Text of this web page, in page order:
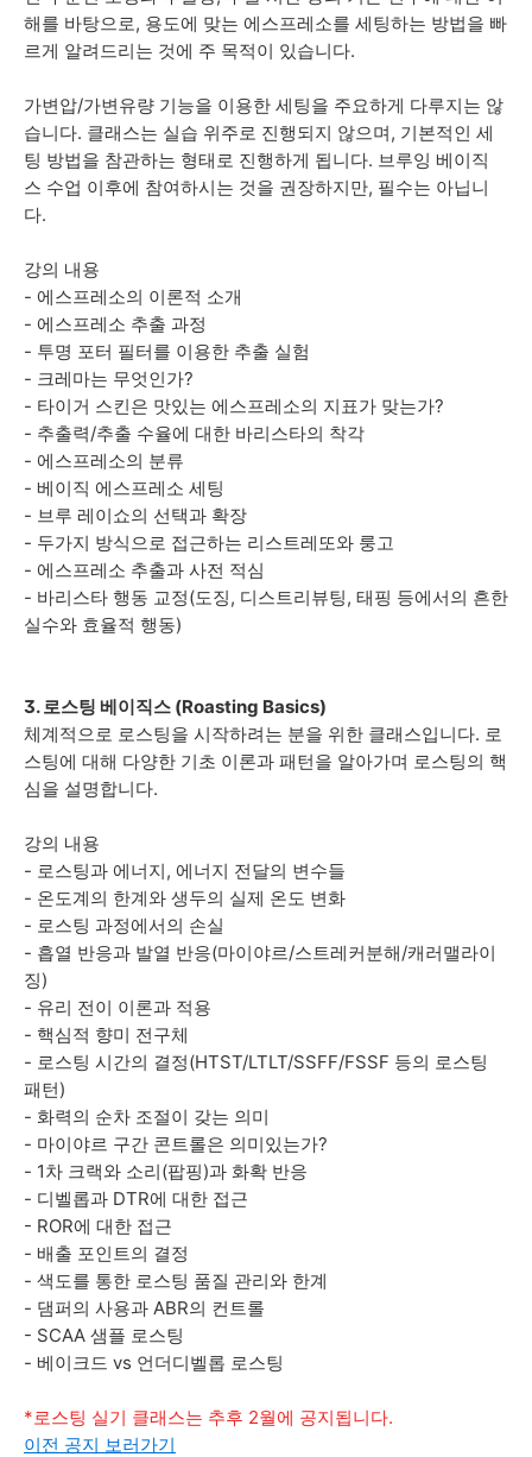
해를 바탕으로, 용도에 맞는 에스프레소를 세팅하는 방법을 빠
르게 알려드리는 것에 주 목적이 있습니다.
가변압/가변유량 기능을 이용한 세팅을 주요하게 다루지는 않
습니다. 클래스는 실습 위주로 진행되지 않으며, 기본적인 세
팅 방법을 참관하는 형태로 진행하게 됩니다. 브루잉 베이직
스 수업 이후에 참여하시는 것을 권장하지만, 필수는 아닙니
다.
강의 내용
- 에스프레소의 이론적 소개
- 에스프레소 추출 과정
- 투명 포터 필터를 이용한 추출 실험
- 크레마는 무엇인가?
- 타이거 스킨은 맛있는 에스프레소의 지표가 맞는가?
- 추출력/추출 수율에 대한 바리스타의 착각
- 에스프레소의 분류
- 베이직 에스프레소 세팅
- 브루 레이쇼의 선택과 확장
- 두가지 방식으로 접근하는 리스트레또와 룽고
- 에스프레소 추출과 사전 적심
- 바리스타 행동 교정(도징, 디스트리뷰팅, 태핑 등에서의 흔한
실수와 효율적 행동)
3. 로스팅 베이직스 (Roasting Basics)
체계적으로 로스팅을 시작하려는 분을 위한 클래스입니다. 로
스팅에 대해 다양한 기초 이론과 패턴을 알아가며 로스팅의 핵
심을 설명합니다.
강의 내용
- 로스팅과 에너지, 에너지 전달의 변수들
- 온도계의 한계와 생두의 실제 온도 변화
- 로스팅 과정에서의 손실
- 흡열 반응과 발열 반응(마이야르/스트레커분해/캐러맬라이
징)
- 유리 전이 이론과 적용
- 핵심적 향미 전구체
- 로스팅 시간의 결정(HTST/LTLT/SSFF/FSSF 등의 로스팅
패턴)
- 화력의 순차 조절이 갖는 의미
- 마이야르 구간 콘트롤은 의미있는가?
- 1차 크랙와 소리(팝핑)과 화확 반응
- 디벨롭과 DTR에 대한 접근
- ROR에 대한 접근
- 배출 포인트의 결정
- 색도를 통한 로스팅 품질 관리와 한계
- 댐퍼의 사용과 ABR의 컨트롤
- SCAA 샘플 로스팅
- 베이크드 vs 언더디벨롭 로스팅
*로스팅 실기 클래스는 추후 2월에 공지됩니다.
이전 공지 보러가기